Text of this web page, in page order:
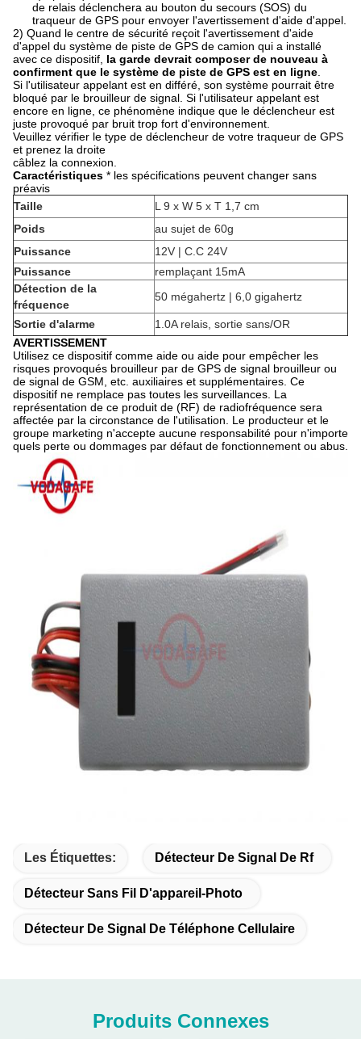
de relais déclenchera au bouton du secours (SOS) du
traqueur de GPS pour envoyer l'avertissement d'aide d'appel.
2) Quand le centre de sécurité reçoit l'avertissement d'aide
d'appel du système de piste de GPS de camion qui a installé
avec ce dispositif, la garde devrait composer de nouveau à
confirment que le système de piste de GPS est en ligne
Si l'utilisateur appelant est en différé, son système pourrait être
bloqué par le brouilleur de signal. Si l'utilisateur appelant est
encore en ligne, ce phénomène indique que le déclencheur est
juste provoqué par bruit trop fort d'environnement.
Veuillez vérifier le type de déclencheur de votre traqueur de GPS
et prenez la droite
câblez la connexion.
Caractéristiques * les spécifications peuvent changer sans
préavis
Taille
L 9 x W 5 x T 1,7 cm
Poids
au sujet de 60g
Puissance
12V | C.C 24V
Puissance
remplaçant 15mA
Détection de la
fréquence
50 mégahertz | 6,0 gigahertz
Sortie d'alarme
1.0A relais, sortie sans/OR
AVERTISSEMENT
Utilisez ce dispositif comme aide ou aide pour empêcher les
risques provoqués brouilleur par de GPS de signal brouilleur ou
de signal de GSM, etc. auxiliaires et supplémentaires. Ce
dispositif ne remplace pas toutes les surveillances. La
représentation de ce produit de (RF) de radiofréquence sera
affectée par la circonstance de l'utilisation. Le producteur et le
groupe marketing n'accepte aucune responsabilité pour n'importe
quels perte ou dommages par défaut de fonctionnement ou abus.
Les Étiquettes: Détecteur De Signal De Rf
Détecteur Sans Fil D'appareil-Photo
Détecteur De Signal De Téléphone Cellulaire
Produits Connexes